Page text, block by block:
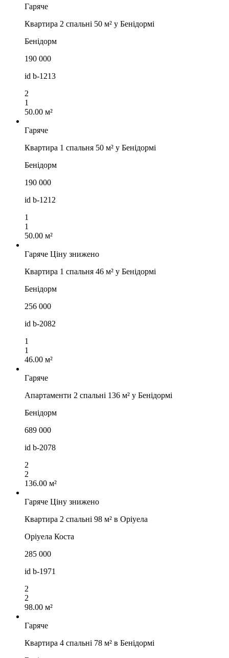
Гаряче
Квартира 2 спальні 50 м² у Бенідормі
Бенідорм
190 000
id b-1213
2
1
50.00 м²
Гаряче
Квартира 1 спальня 50 м² у Бенідормі
Бенідорм
190 000
id b-1212
1
1
50.00 м²
Гаряче Ціну знижено
Квартира 1 спальня 46 м² у Бенідормі
Бенідорм
256 000
id b-2082
1
1
46.00 м²
Гаряче
Апартаменти 2 спальні 136 м² у Бенідормі
Бенідорм
689 000
id b-2078
2
2
136.00 м²
Гаряче Ціну знижено
Квартира 2 спальні 98 м² в Оріуела
Оріуела Коста
285 000
id b-1971
2
2
98.00 м²
Гаряче
Квартира 4 спальні 78 м² в Бенідормі